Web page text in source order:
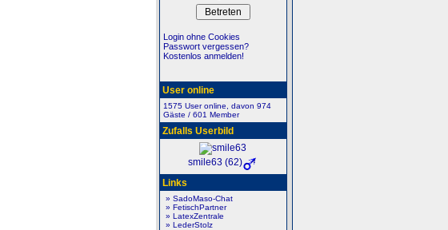
Login ohne Cookies
Passwort vergessen?
Kostenlos anmelden!
User online
1575 User online, davon 974
Gäste / 601 Member
Zufalls Userbild
smile63 (62)
Links
» SadoMaso-Chat
» FetischPartner
» LatexZentrale
» LederStolz